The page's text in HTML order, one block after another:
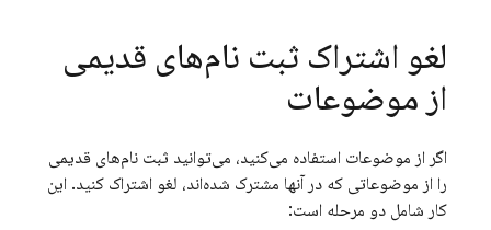
لغو اشتراک ثبت نام‌های قدیمی
از موضوعات
اگر از موضوعات استفاده می‌کنید، می‌توانید ثبت نام‌های قدیمی
را از موضوعاتی که در آنها مشترک شده‌اند، لغو اشتراک کنید. این
کار شامل دو مرحله است: